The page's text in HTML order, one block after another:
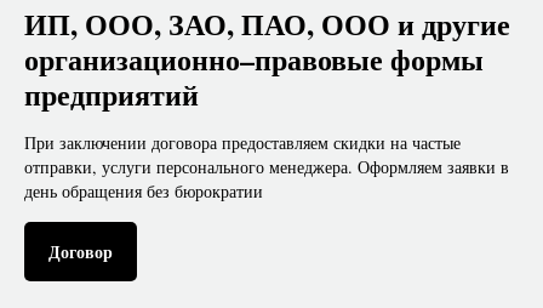
ИП, ООО, ЗАО, ПАО, ООО и другие
организационно–правовые формы
предприятий
При заключении договора предоставляем скидки на частые
отправки, услуги персонального менеджера. Оформляем заявки в
день обращения без бюрократии
Договор